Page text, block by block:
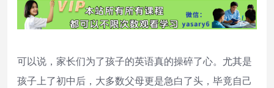
可以说，家长们为了孩子的英语真的操碎了心。尤其是
孩子上了初中后，大多数父母更是急白了头，毕竟自己